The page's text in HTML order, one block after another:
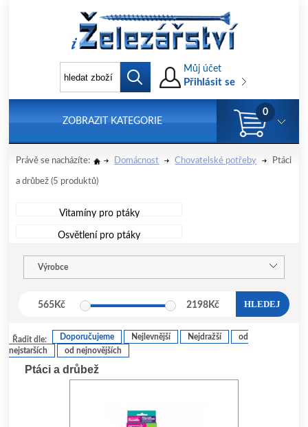
Můj účet
Přihlásit se
ZOBRAZIT KATEGORIE
0
Právě se nacházíte: Domácnost Chovatelské potřeby Ptáci
a drůbež (5 produktů)
Vitamíny pro ptáky
Osvětlení pro ptáky
Výrobce
565Kč 2198 Kč HLEDEJ
Řadit dle: Doporučujeme Nejlevnější Nejdražší
od
nejstarších
od nejnovějších
Ptáci a drůbež